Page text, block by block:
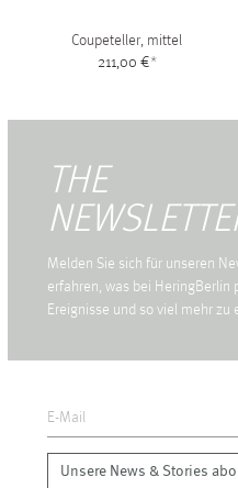
Coupeteller, mittel
211,00 €*
THE
Melden Sie sich für unseren
erfahren, was bei HeringBerlin
Ereignisse und so viel mehr zu
Unsere News & Stories